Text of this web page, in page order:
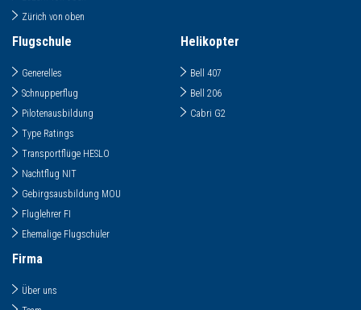
Zürich von oben
Flugschule
Generelles
Schnupperflug
Pilotenausbildung
Type Ratings
Transportflüge HESLO
Nachtflug NIT
Gebirgsausbildung MOU
Fluglehrer FI
Ehemalige Flugschüler
Helikopter
Bell 407
Bell 206
Cabri G2
Firma
Über uns